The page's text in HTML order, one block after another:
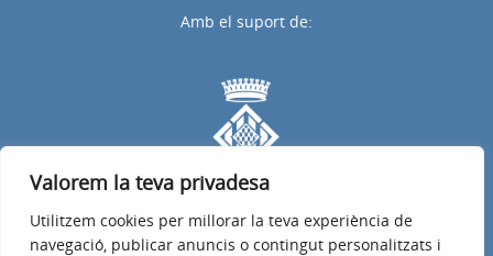
Valorem la teva privadesa
Utilitzem cookies per millorar la teva experiència de
navegació, publicar anuncis o contingut personalitzats i
Amb el suport de: